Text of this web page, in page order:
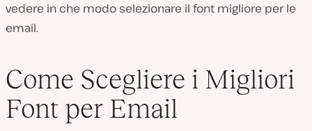
vedere in che modo selezionare il font migliore per le
email.
Come Scegliere i Migliori
Font per Email